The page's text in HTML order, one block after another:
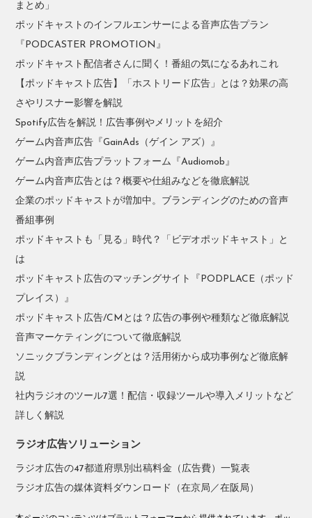
まとめ」
ポッドキャストのインフルエンサーによる音声広告プラン
『PODCASTER PROMOTION』
ポッドキャスト配信者さんに聞く！番組の気になるあれこれ
【ポッドキャスト広告】「ホストリード広告」とは？効果の高
さやリスナー影響を解説
Spotify広告を解説！広告事例やメリットを紹介
ゲーム内音声広告『GainAds（ゲイン アズ）』
ゲーム内音声広告プラットフォーム『Audiomob』
ゲーム内音声広告とは？概要や仕組みなどを徹底解説
企業のポッドキャストが増加中。ブランディングのための音声
番組事例
ポッドキャストも「見る」時代？「ビデオポッドキャスト」と
は
ポッドキャスト広告のマッチングサイト『PODPLACE（ポッド
プレイス）』
ポッドキャスト広告/CMとは？広告の事例や種類など徹底解説
音声マーケティングについて徹底解説
ソニックブランディングとは？活用術から成功事例など徹底解
説
社内ラジオのツール7選！配信・収録ツールや導入メリットなど
詳しく解説
ラジオ広告ソリューション
ラジオ広告の47都道府県別出稿料金（広告費）一覧表
ラジオ広告の媒体資料ダウンロード（在京局／在阪局）